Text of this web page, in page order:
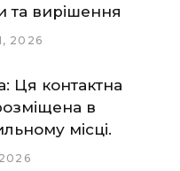
та вирішення
2026
Ця контактна
в
місці.